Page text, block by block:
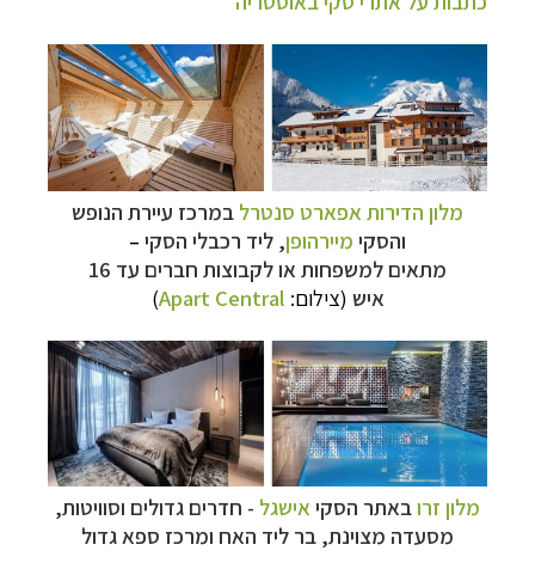
מלון הדירות אפארט סנטרל במרכז עיירת הנופש
והסקי מיירהופן, ליד רכבלי הסקי –
מתאים למשפחות או לקבוצות חברים עד 16
איש (צילום: Apart Central
)
מלון זרובאתר הסקי אישגל - חדרים גדולים וסוויטות,
מסעדה מצוינת, בר ליד האח ומרכז ספא גדול